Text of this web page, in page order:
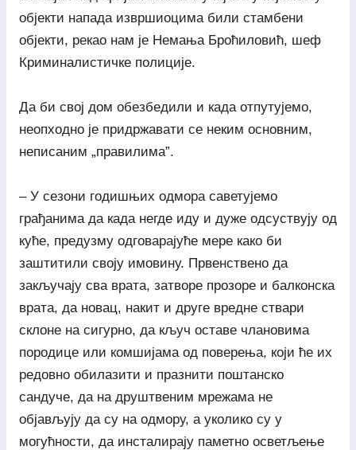
објекти напада извршиоцима били стамбени
објекти, рекао нам је Немања Броћиловић, шеф
Криминалистичке полиције.
Да би свој дом обезбедили и када отпутујемо,
неопходно је придржавати се неким основним,
неписаним „правилима”.
– У сезони годишњих одмора саветујемо
грађанима да када негде иду и дуже одсуствују од
куће, предузму одговарајуће мере како би
заштитили своју имовину. Првенствено да
закључају сва врата, затворе прозоре и балконска
врата, да новац, накит и друге вредне ствари
склоне на сигурно, да кључ оставе члановима
породице или комшијама од поверења, који ће их
редовно обилазити и празнити поштанско
сандуче, да на друштвеним мрежама не
објављују да су на одмору, а уколико су у
могућности, да инсталирају паметно осветљење